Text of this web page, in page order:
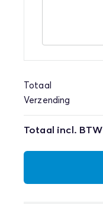
Totaal
Verzending
Totaal incl. BTW